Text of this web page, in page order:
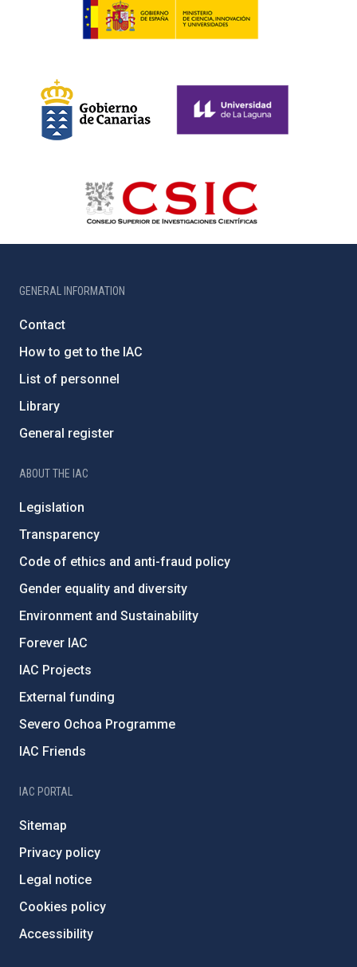
GENERAL INFORMATION
Contact
How to get to the IAC
List of personnel
Library
General register
ABOUT THE IAC
Legislation
Transparency
Code of ethics and anti-fraud policy
Gender equality and diversity
Environment and Sustainability
Forever IAC
IAC Projects
External funding
Severo Ochoa Programme
IAC Friends
IAC PORTAL
Sitemap
Privacy policy
Legal notice
Cookies policy
Accessibility